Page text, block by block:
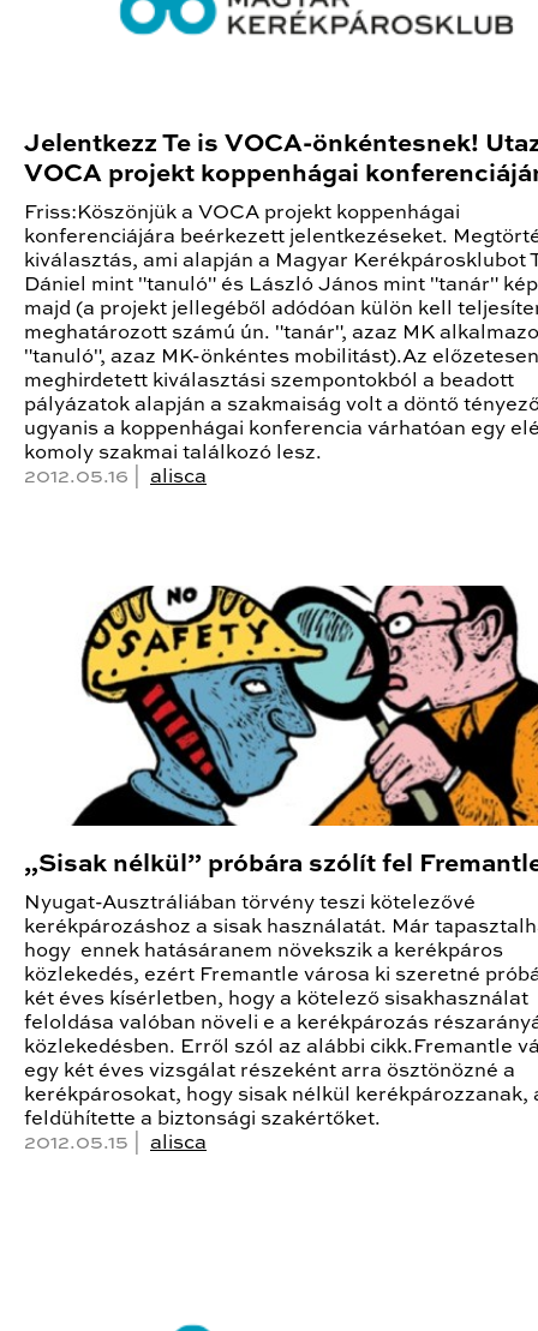
Jelentkezz Te is VOCA-önkéntesnek!
VOCA projekt koppenhágai
Friss:Köszönjük a VOCA projekt koppenhágai
konferenciájára beérkezett jelentkezéseket.
kiválasztás, ami alapján a Magyar Kerékpárosklubot
Dániel mint "tanuló" és László János mint "tanár"
majd (a projekt jellegéből adódóan külön kell
meghatározott számú ún. "tanár", azaz MK
"tanuló", azaz MK-önkéntes mobilitást).Az előzetesen
meghirdetett kiválasztási szempontokból a beadott
pályázatok alapján a szakmaiság volt a döntő
ugyanis a koppenhágai konferencia várhatóan egy
komoly szakmai találkozó lesz.
2012.05.16 | alisca
„Sisak nélkül” próbára szólít fel
Nyugat-Ausztráliában törvény teszi kötelezővé
kerékpározáshoz a sisak használatát. Már
hogy ennek hatásáranem növekszik a kerékpáros
közlekedés, ezért Fremantle városa ki szeretné
két éves kísérletben, hogy a kötelező sisakhasználat
feloldása valóban növeli e a kerékpározás
közlekedésben. Erről szól az alábbi cikk.Fremantle
egy két éves vizsgálat részeként arra ösztönözné a
kerékpárosokat, hogy sisak nélkül kerékpározzanak,
feldühítette a biztonsági szakértőket.
2012.05.15 | alisca